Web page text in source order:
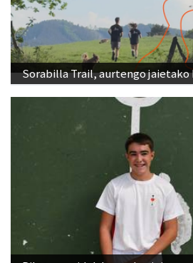
Sorabilla Trail, aurtengo